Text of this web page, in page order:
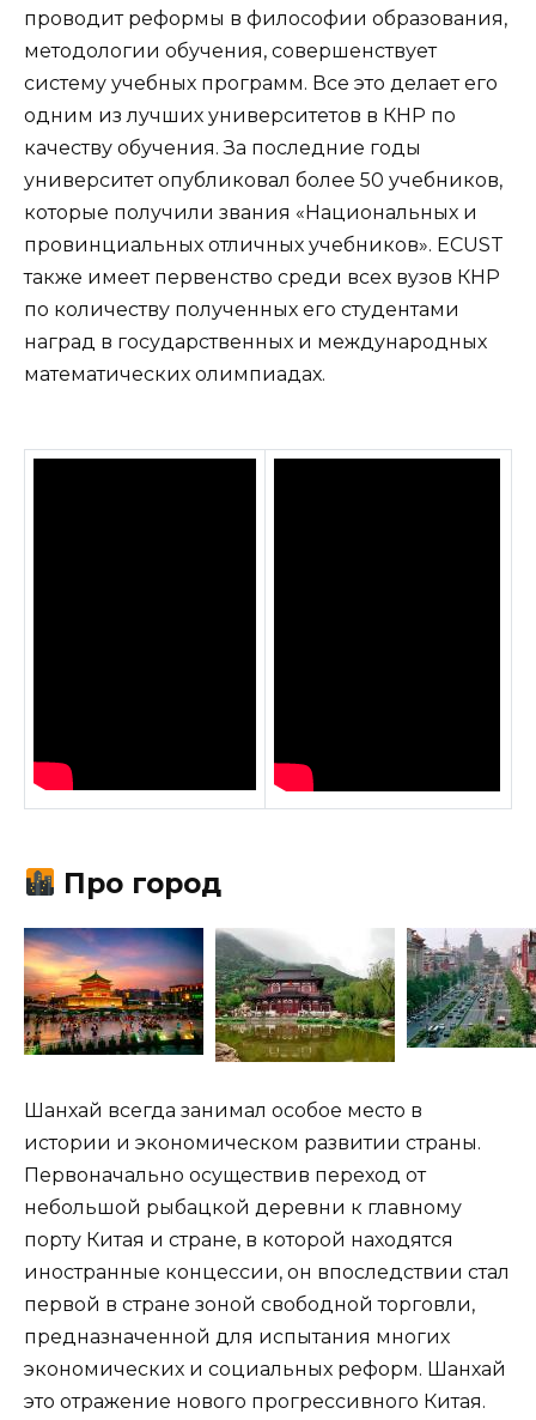
проводит реформы в философии образования,
методологии обучения, совершенствует
систему учебных программ. Все это делает его
одним из лучших университетов в КНР по
качеству обучения. За последние годы
университет опубликовал более 50 учебников,
которые получили звания «Национальных и
провинциальных отличных учебников». ECUST
также имеет первенство среди всех вузов КНР
по количеству полученных его студентами
наград в государственных и международных
математических олимпиадах.
Про город
Шанхай всегда занимал особое место в
истории и экономическом развитии страны.
Первоначально осуществив переход от
небольшой рыбацкой деревни к главному
порту Китая и стране, в которой находятся
иностранные концессии, он впоследствии стал
первой в стране зоной свободной торговли,
предназначенной для испытания многих
экономических и социальных реформ. Шанхай
это отражение нового прогрессивного Китая.